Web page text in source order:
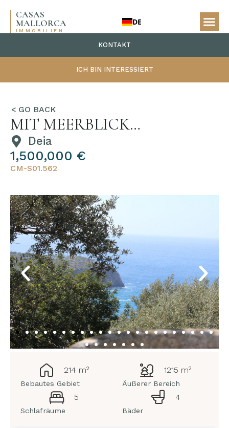
CASAS
MALLORCA
IMMOBILIEN
DE
KONTAKT
ICH BIN INTERESSIERT
MIT MEERBLICK…
Deia
1,500,000 €
CM-S01.562
214 m²
Bebautes Gebiet
1215 m²
Äußerer Bereich
5
Schlafräume
4
Bäder